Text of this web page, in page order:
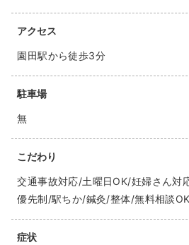
アクセス
園田駅から徒歩3分
駐車場
無
こだわり
交通事故対応/土曜日OK/妊婦さん対
優先制/駅ちか/鍼灸/整体/無料相談
症状